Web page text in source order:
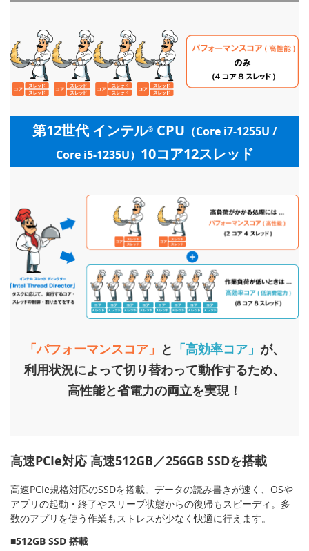
第12世代 インテル®CPU （Core i7-1255U /
Core i5-1235U） 10コア12スレッド
「パフォーマンスコア」 と 「高効率コア」 が、
利用状況によって切り替わって動作するため、
高性能と省電力の両立を実現！
高速PCIe対応 高速512GB／256GB SSDを搭載
高速PCIe規格対応のSSDを搭載。データの読み書きが速く、OSや
アプリの起動・終了やスリープ状態からの復帰もスピーディ。多
数のアプリを使う作業もストレスが少なく快適に行えます。
■512GB SSD 搭載